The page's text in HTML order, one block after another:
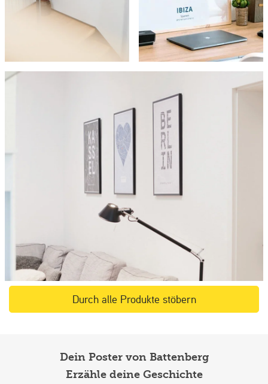
Durch alle Produkte stöbern
Dein Poster von Battenberg
Erzähle deine Geschichte